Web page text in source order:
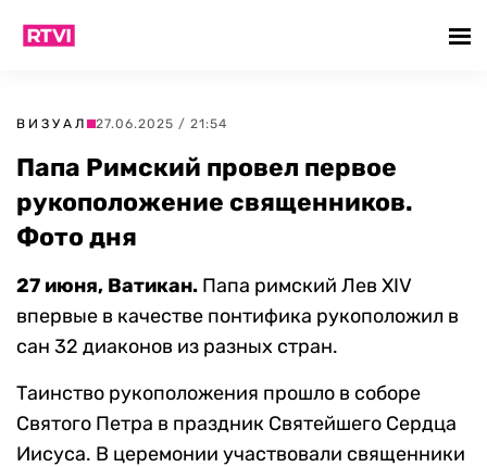
ВИЗУАЛ 27.06.2025 / 21:54
Папа Римский провел первое
рукоположение священников.
Фото дня
27 июня, Ватикан. Папа римский Лев XIV
впервые в качестве понтифика рукоположил в
сан 32 диаконов из разных стран.
Таинство рукоположения прошло в соборе
Святого Петра в праздник Святейшего Сердца
Иисуса. В церемонии участвовали священники